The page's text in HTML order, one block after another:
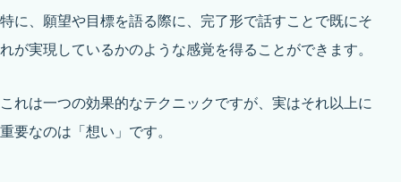
特に、願望や目標を語る際に、完了形で話すことで既にそ
れが実現しているかのような感覚を得ることができます。
これは一つの効果的なテクニックですが、実はそれ以上に
重要なのは「想い」です。